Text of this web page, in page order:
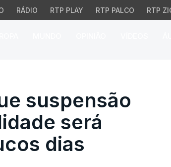
RÁDIO RTP PLAY RTP PALCO RTP
suspensão do
suspensão
será
dias